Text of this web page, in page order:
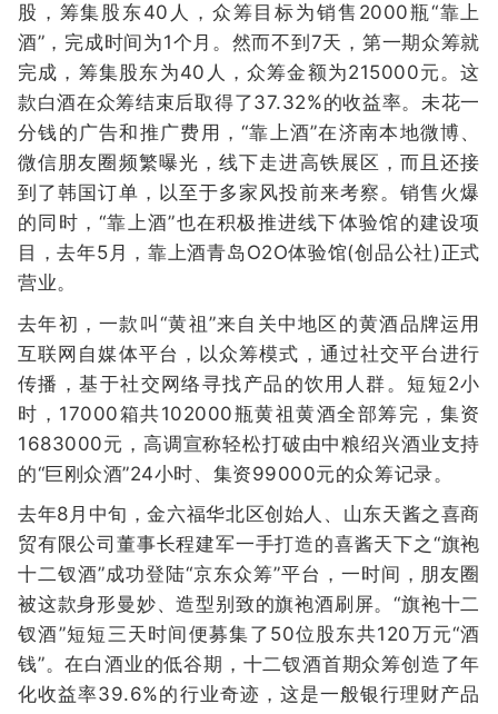
股，筹集股东40人，众筹目标为销售2000瓶“靠上
酒”，完成时间为1个月。然而不到7天，第一期众筹就
完成，筹集股东为40人，众筹金额为215000元。这
款白酒在众筹结束后取得了37.32%的收益率。未花一
分钱的广告和推广费用，“靠上酒”在济南本地微博、
微信朋友圈频繁曝光，线下走进高铁展区，而且还接
到了韩国订单，以至于多家风投前来考察。销售火爆
的同时，“靠上酒”也在积极推进线下体验馆的建设项
目，去年5月，靠上酒青岛O2O体验馆(创品公社)正式
营业。
去年初，一款叫“黄祖”来自关中地区的黄酒品牌运用
互联网自媒体平台，以众筹模式，通过社交平台进行
传播，基于社交网络寻找产品的饮用人群。短短2小
时，17000箱共102000瓶黄祖黄酒全部筹完，集资
1683000元，高调宣称轻松打破由中粮绍兴酒业支持
的“巨刚众酒”24小时、集资99000元的众筹记录。
去年8月中旬，金六福华北区创始人、山东天酱之喜商
贸有限公司董事长程建军一手打造的喜酱天下之“旗袍
十二钗酒”成功登陆“京东众筹”平台，一时间，朋友圈
被这款身形曼妙、造型别致的旗袍酒刷屏。“旗袍十二
钗酒”短短三天时间便募集了50位股东共120万元“酒
钱”。在白酒业的低谷期，十二钗酒首期众筹创造了年
化收益率39.6%的行业奇迹，这是一般银行理财产品